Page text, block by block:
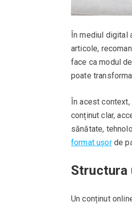
În mediul digital
articole,
face ca modul
poate
În acest context,
conținut clar,
sănătate,
format ușorde
Structura
Un conținut